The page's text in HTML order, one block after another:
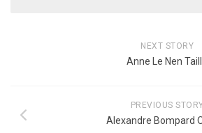
NEXT STORY
Anne Le Nen
PREVIOUS
Alexandre Bompard